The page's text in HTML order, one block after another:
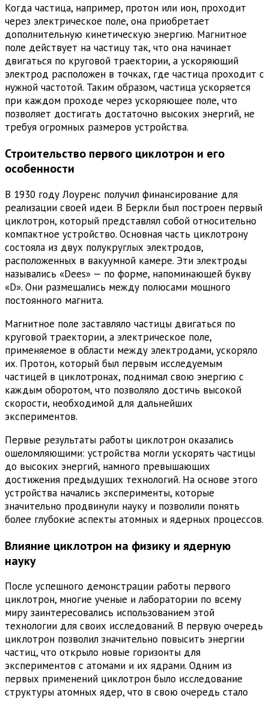
Когда частица, например, протон или ион, проходит
через электрическое поле, она приобретает
дополнительную кинетическую энергию. Магнитное
поле действует на частицу так, что она начинает
двигаться по круговой траектории, а ускоряющий
электрод расположен в точках, где частица проходит с
нужной частотой. Таким образом, частица ускоряется
при каждом проходе через ускоряющее поле, что
позволяет достигать достаточно высоких энергий, не
требуя огромных размеров устройства.
Строительство первого циклотрон и его
особенности
В 1930 году Лоуренс получил финансирование для
реализации своей идеи. В Беркли был построен первый
циклотрон, который представлял собой относительно
компактное устройство. Основная часть циклотрону
состояла из двух полукруглых электродов,
расположенных в вакуумной камере. Эти электроды
назывались «Dees» — по форме, напоминающей букву
«D». Они размещались между полюсами мощного
постоянного магнита.
Магнитное поле заставляло частицы двигаться по
круговой траектории, а электрическое поле,
применяемое в области между электродами, ускоряло
их. Протон, который был первым исследуемым
частицей в циклотронах, поднимал свою энергию с
каждым оборотом, что позволяло достичь высокой
скорости, необходимой для дальнейших
экспериментов.
Первые результаты работы циклотрон оказались
ошеломляющими: устройства могли ускорять частицы
до высоких энергий, намного превышающих
достижения предыдущих технологий. На основе этого
устройства начались эксперименты, которые
значительно продвинули науку и позволили понять
более глубокие аспекты атомных и ядерных процессов.
Влияние циклотрон на физику и ядерную
науку
После успешного демонстрации работы первого
циклотрон, многие ученые и лаборатории по всему
миру заинтересовались использованием этой
технологии для своих исследований. В первую очередь
циклотрон позволил значительно повысить энергии
частиц, что открыло новые горизонты для
экспериментов с атомами и их ядрами. Одним из
первых применений циклотрон было исследование
структуры атомных ядер, что в свою очередь стало